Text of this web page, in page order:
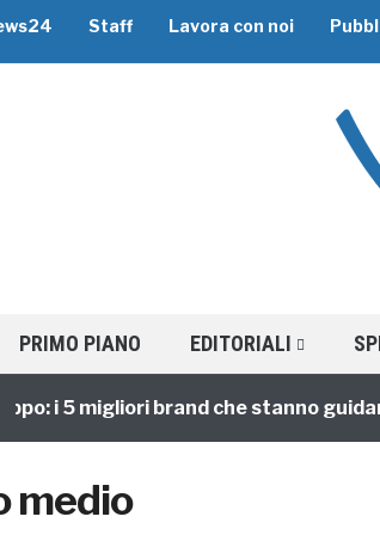
Staff Lavora con noi
PRIMO PIANO EDITORIALI
i 5 migliori brand che stanno
medio